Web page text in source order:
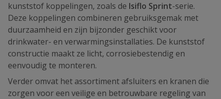
kunststof koppelingen, zoals de Isiflo Sprint-serie.
Deze koppelingen combineren gebruiksgemak met
duurzaamheid en zijn bijzonder geschikt voor
drinkwater- en verwarmingsinstallaties. De kunststof
constructie maakt ze licht, corrosiebestendig en
eenvoudig te monteren.
Verder omvat het assortiment afsluiters en kranen die
zorgen voor een veilige en betrouwbare regeling van